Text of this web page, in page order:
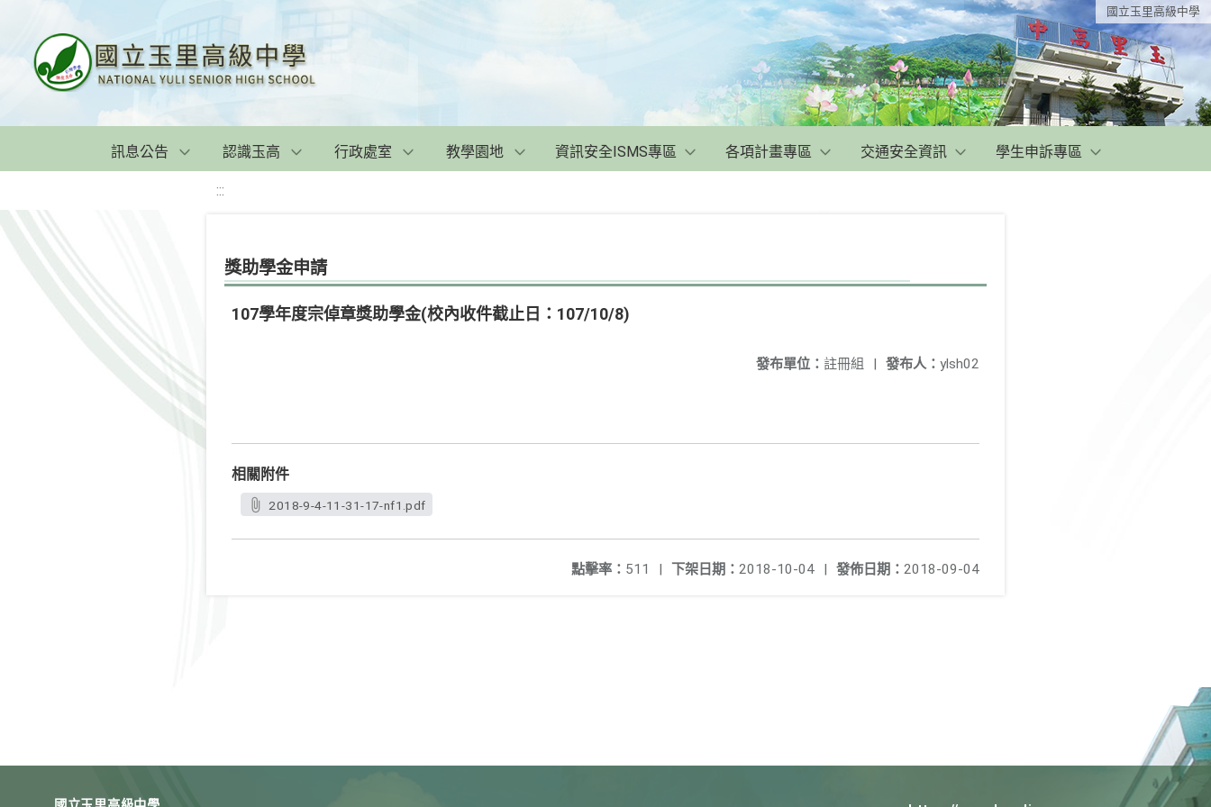
國立玉里高級中學
訊息公告 認識玉高 行政處室 教學園地 資訊安全ISMS專區 各項計畫專區 交通安全資訊 學生申訴專區
:::
獎助學金申請
107學年度宗倬章獎助學金(校內收件截止日：107/10/8)
發布人： ylsh02
發布單位： 註冊組 |
相關附件
2018-9-4-11-31-17-nf1.pdf
發佈日期： 2018-09-04
下架日期： 2018-10-04 |
點擊率： 511 |